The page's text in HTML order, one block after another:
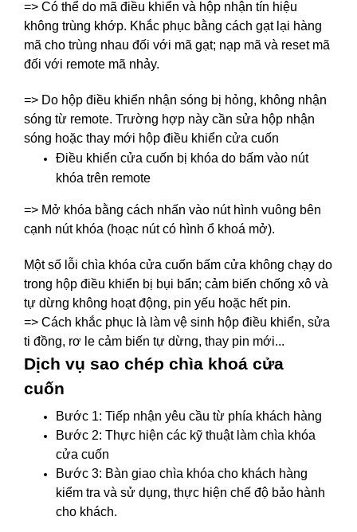
=> Có thể do mã điều khiển và hộp nhận tín hiệu
không trùng khớp. Khắc phục bằng cách gạt lại hàng
mã cho trùng nhau đối với mã gạt; nạp mã và reset mã
đối với remote mã nhảy.
=> Do hộp điều khiển nhận sóng bị hỏng, không nhận
sóng từ remote. Trường hợp này cần sửa hộp nhận
sóng hoặc thay mới hộp điều khiển cửa cuốn
Điều khiển cửa cuốn bị khóa do bấm vào nút
khóa trên remote
=> Mở khóa bằng cách nhấn vào nút hình vuông bên
cạnh nút khóa (hoạc nút có hình ổ khoá mở).
Một số lỗi chìa khóa cửa cuốn bấm cửa không chạy do
trong hộp điều khiển bị bụi bẩn; cảm biến chống xô và
tự dừng không hoạt động, pin yếu hoặc hết pin.
=> Cách khắc phục là làm vệ sinh hộp điều khiển, sửa
ti đồng, rơ le cảm biến tự dừng, thay pin mới...
Dịch vụ sao chép chìa khoá cửa
cuốn
Bước 1: Tiếp nhận yêu cầu từ phía khách hàng
Bước 2: Thực hiện các kỹ thuật làm chìa khóa
cửa cuốn
Bước 3: Bàn giao chìa khóa cho khách hàng
kiểm tra và sử dụng, thực hiện chế độ bảo hành
cho khách.